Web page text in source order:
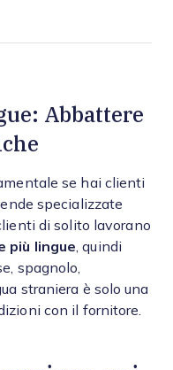
Abbattere
se hai clienti
specializzate
di solito lavorano
più lingue , quindi
spagnolo,
straniera è solo una
con il fornitore.